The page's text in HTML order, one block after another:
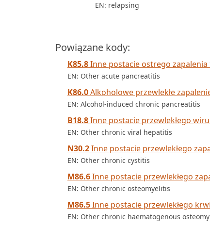
EN: relapsing
Powiązane kody:
K85.8Inne postacie ostrego
EN: Other acute pancreatitis
K86.0Alkoholowe przewlekłe
EN: Alcohol-induced chronic pancreatitis
B18.8Inne postacie przewlekłego
EN: Other chronic viral hepatitis
N30.2Inne postacie przewlekłego
EN: Other chronic cystitis
M86.6Inne postacie przewlekłego
EN: Other chronic osteomyelitis
M86.5Inne postacie przewlekłego
EN: Other chronic haematogenous